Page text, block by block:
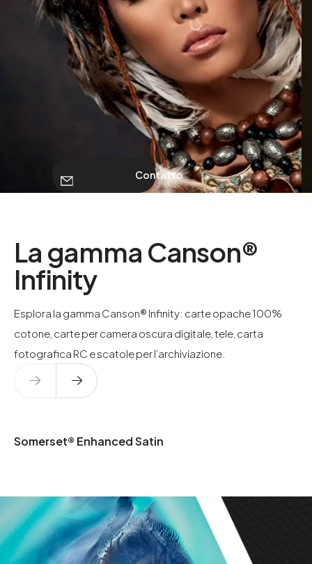
CHI SIAMO
Contatto
La gamma Canson®
Infinity
Esplora la gamma Canson® Infinity: carte opache 100%
cotone, carte per camera oscura digitale, tele, carta
fotografica RC e scatole per l’archiviazione.
Somerset® Enhanced Satin